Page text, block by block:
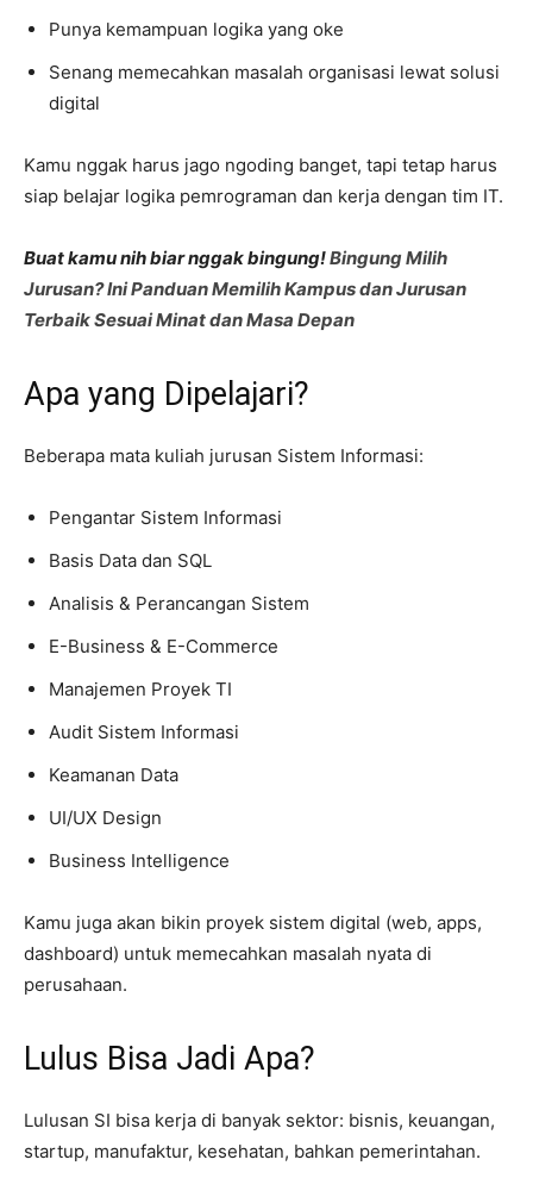
Punya kemampuan logika yang oke
Senang memecahkan masalah organisasi lewat solusi
digital
Kamu nggak harus jago ngoding banget, tapi tetap harus
siap belajar logika pemrograman dan kerja dengan tim IT.
Buat kamu nih biar nggak bingung!Bingung Milih
Jurusan? Ini Panduan Memilih Kampus dan Jurusan
Terbaik Sesuai Minat dan Masa Depan
Apa yang Dipelajari?
Beberapa mata kuliah jurusan Sistem Informasi:
Pengantar Sistem Informasi
Basis Data dan SQL
Analisis & Perancangan Sistem
E-Business & E-Commerce
Manajemen Proyek TI
Audit Sistem Informasi
Keamanan Data
UI/UX Design
Business Intelligence
Kamu juga akan bikin proyek sistem digital (web, apps,
dashboard) untuk memecahkan masalah nyata di
perusahaan.
Lulus Bisa Jadi Apa?
Lulusan SI bisa kerja di banyak sektor: bisnis, keuangan,
startup, manufaktur, kesehatan, bahkan pemerintahan.